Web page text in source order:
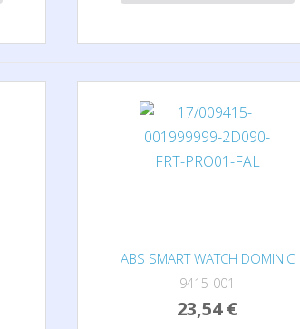
ABS SMART WATCH DOMINIC
9415-001
23,54 €